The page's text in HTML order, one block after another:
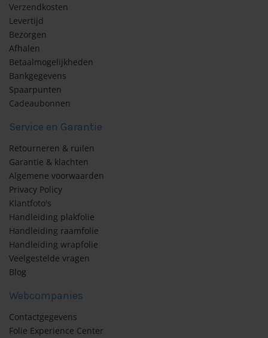
Verzendkosten
Levertijd
Bezorgen
Afhalen
Betaalmogelijkheden
Bankgegevens
Spaarpunten
Cadeaubonnen
Service en Garantie
Retourneren & ruilen
Garantie & klachten
Algemene voorwaarden
Privacy Policy
Klantfoto's
Handleiding plakfolie
Handleiding raamfolie
Handleiding wrapfolie
Veelgestelde vragen
Blog
Webcompanies
Contactgegevens
Folie Experience Center